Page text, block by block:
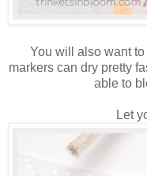
You will also want
markers can dry pretty
able to
Let